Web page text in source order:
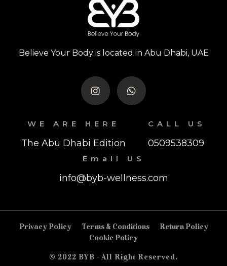
Believe Your Body is located in Abu Dhabi, UAE
WE ARE HERE
The Abu Dhabi Edition
CALL US
0509538309
Email US
info@byb-wellness.com
Privacy Policy Terms & Conditions
Return Policy
Cookie Policy
© 2022 BYB - All Right Reserved.